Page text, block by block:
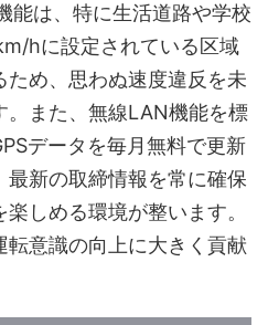
能は、特に生活道路や学校
hに設定されている区域
ため、思わぬ速度違反を未
。また、無線LAN機能を標
データを毎月無料で更新
新の取締情報を常に確保
しめる環境が整います。
転意識の向上に大きく貢献